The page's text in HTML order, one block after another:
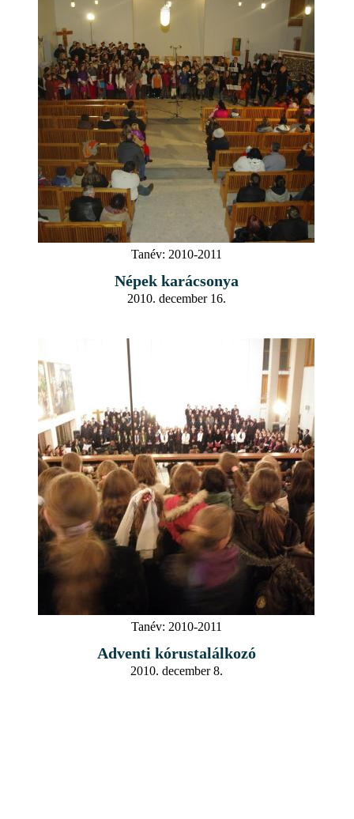
Tanév: 2010-2011
Népek karácsonya
2010. december 16.
Tanév: 2010-2011
Adventi kórustalálkozó
2010. december 8.